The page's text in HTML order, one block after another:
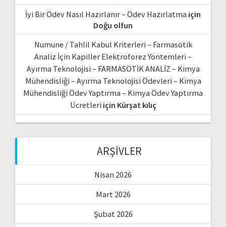
İyi Bir Ödev Nasıl Hazırlanır – Ödev Hazırlatma için
Doğu olfun
Numune / Tahlil Kabul Kriterleri – Farmasötik
Analiz İçin Kapiller Elektroforez Yöntemleri –
Ayırma Teknolojisi – FARMASÖTİK ANALİZ – Kimya
Mühendisliği – Ayırma Teknolojisi Ödevleri – Kimya
Mühendisliği Ödev Yaptırma – Kimya Ödev Yaptırma
Ücretleri için Kürşat kılıç
ARŞIVLER
Nisan 2026
Mart 2026
Şubat 2026